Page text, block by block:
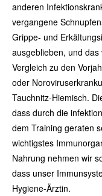
anderen
vergangene
Grippe- und
ausgeblieben, und das
Vergleich zu den
oder
Tauchnitz-Hiemisch.
dass durch die
dem Training geraten
wichtigstes
Nahrung nehmen wir
dass unser
Hygiene-Ärztin.